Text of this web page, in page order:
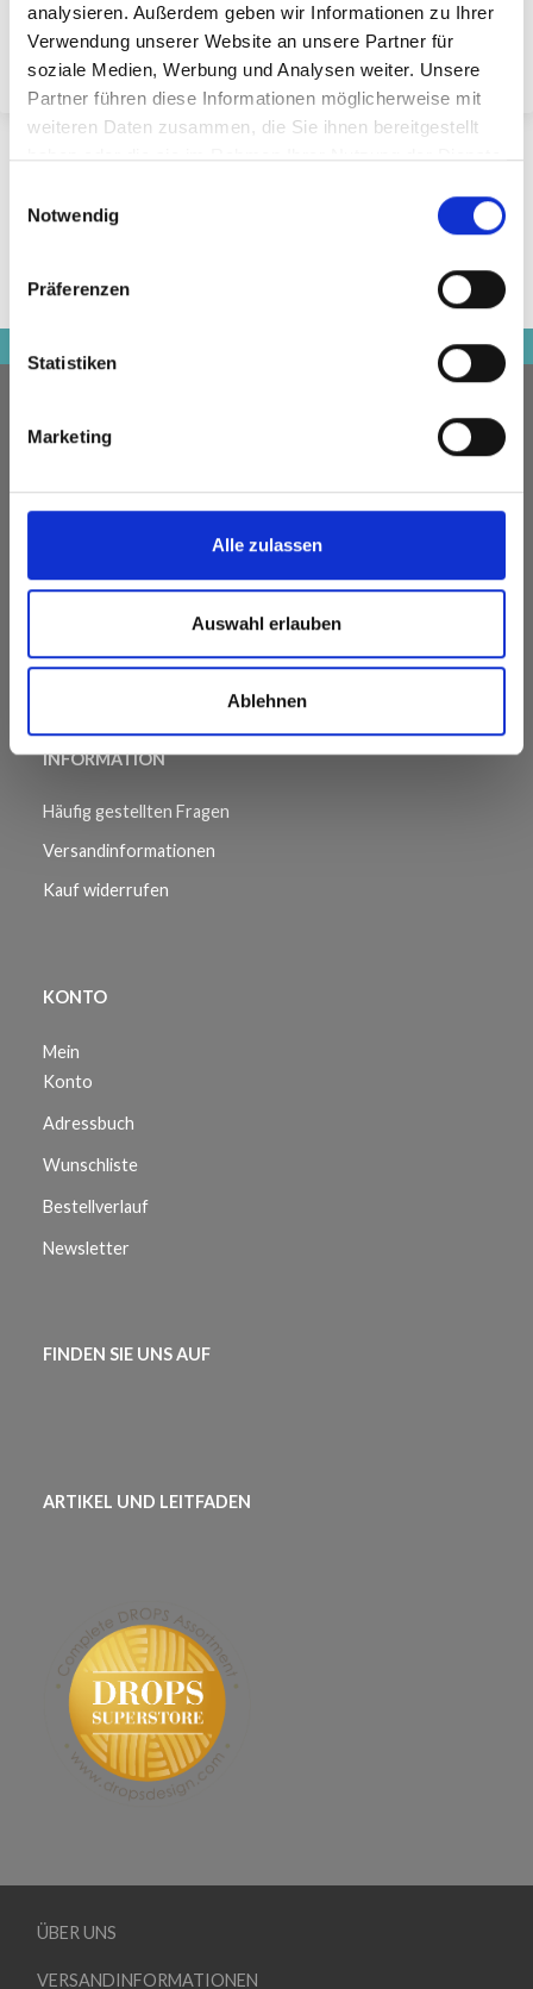
analysieren. Außerdem geben wir Informationen zu Ihrer
Verwendung unserer Website an unsere Partner für
soziale Medien, Werbung und Analysen weiter. Unsere
Partner führen diese Informationen möglicherweise mit
weiteren Daten zusammen, die Sie ihnen bereitgestellt
haben oder die sie im Rahmen Ihrer Nutzung der Dienste
Notwendig
Präferenzen
Statistiken
Marketing
Alle zulassen
Auswahl erlauben
Ablehnen
Sehen Sie hier alle unsere Malbücher
Garn ist unsere Leidenschaft! Wir lieben es, allen unseren
wenig Inspiration für das nächste Projekt gefällig? Unsere
riesige Sammlung kostenloser Muster wartet darauf,
gutes Gelingen.
INFORMATION
Häufig gestellten Fragen
Versandinformationen
Kauf widerrufen
KONTO
Mein
Konto
Adressbuch
Wunschliste
Bestellverlauf
Newsletter
FINDEN SIE UNS AUF
ARTIKEL UND LEITFADEN
ÜBER UNS
VERSANDINFORMATIONEN